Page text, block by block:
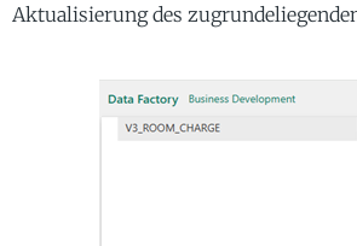
Aktualisierung des